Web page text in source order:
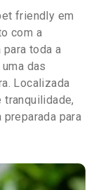
friendly em
com a
toda a
das
Localizada
tranquilidade,
para